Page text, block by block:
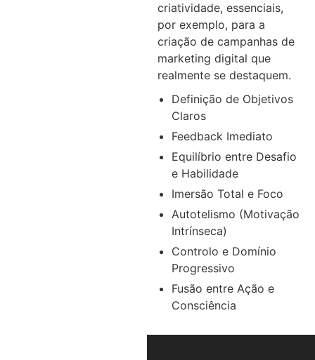
criatividade, essenciais,
por exemplo, para a
criação de campanhas de
marketing digital que
realmente se destaquem.
Definição de Objetivos
Claros
Feedback Imediato
Equilíbrio entre Desafio
e Habilidade
Imersão Total e Foco
Autotelismo (Motivação
Intrínseca)
Controlo e Domínio
Progressivo
Fusão entre Ação e
Consciência